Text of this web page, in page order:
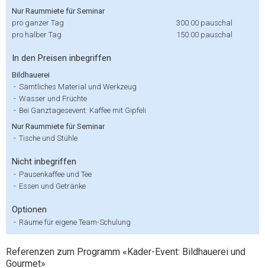
Nur Raummiete für Seminar
pro ganzer Tag
300.00 pauschal
pro halber Tag
150.00 pauschal
In den Preisen inbegriffen
Bildhauerei
- Sämtliches Material und Werkzeug
- Wasser und Früchte
- Bei Ganztagesevent: Kaffee mit Gipfeli
Nur Raummiete für Seminar
- Tische und Stühle
Nicht inbegriffen
- Pausenkaffee und Tee
- Essen und Getränke
Optionen
- Räume für eigene Team-Schulung
Referenzen zum Programm «Kader-Event: Bildhauerei und
Gourmet»